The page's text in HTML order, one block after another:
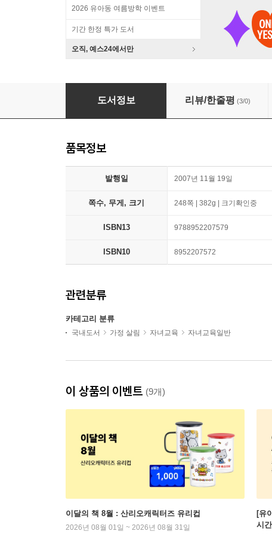
2026 유아동 여름방학 이벤트
기간 한정 특가 도서
오직, 예스24에서만
10살 전 아이에게 꼭 심어줘야 할 5가지 품성
도서정보 리뷰/한줄평 (3/0)
품목정보
발행일 2007년 11월 19일
쪽수, 무게, 크기 248쪽 | 382g | 크기확인중
ISBN13 9788952207579
ISBN10 8952207572
관련분류
카테고리 분류
국내도서 가정 살림 자녀교육 자녀교육일반
이 상품의 이벤트 (9개)
이달의 책 8월 : 산리오캐릭터즈 유리컵
2026년 08월 01일 ~ 2026년 08월 31일
[유
시